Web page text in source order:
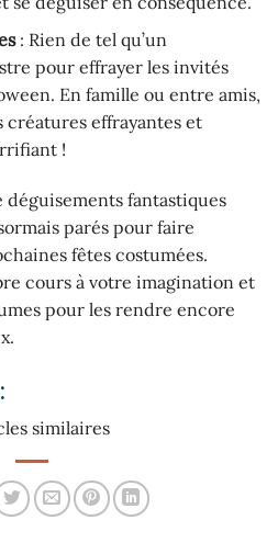
: Rien de tel qu’un
pour effrayer les invités
En famille ou entre amis,
effrayantes et
!
déguisements fantastiques
parés pour faire
fêtes costumées.
cours à votre imagination et
pour les rendre encore
similaires